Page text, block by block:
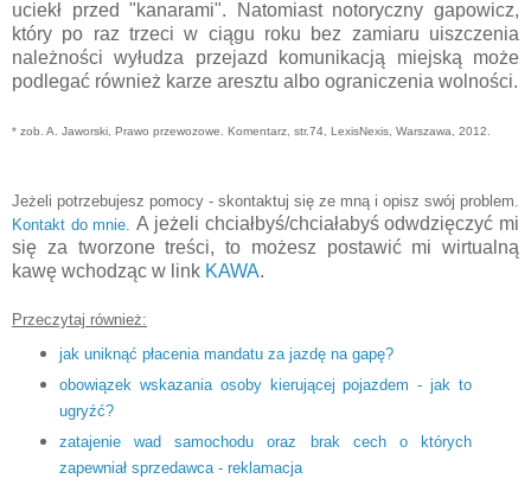
uciekł przed "kanarami". Natomiast notoryczny gapowicz,
który po raz trzeci w ciągu roku bez zamiaru uiszczenia
należności wyłudza przejazd komunikacją miejską może
podlegać również karze aresztu albo ograniczenia wolności.
* zob. A. Jaworski, Prawo przewozowe. Komentarz, str.74, LexisNexis, Warszawa, 2012.
Jeżeli potrzebujesz pomocy - s kontaktuj się ze mną i opisz swój problem.
Kontakt domnie .A jeżeli chciałbyś/chciałabyś odwdzięczyć mi
się za tworzone treści, to możesz postawić mi wirtualną
kawę wchodząc w link KAWA.
Przeczytaj również:
jak uniknąć płacenia mandatu za jazdę na gapę?
obowiązek wskazania osoby kierującej pojazdem - jak to
ugryźć?
zatajenie wad samochodu oraz brak cech o których
zapewniał sprzedawca - reklamacja